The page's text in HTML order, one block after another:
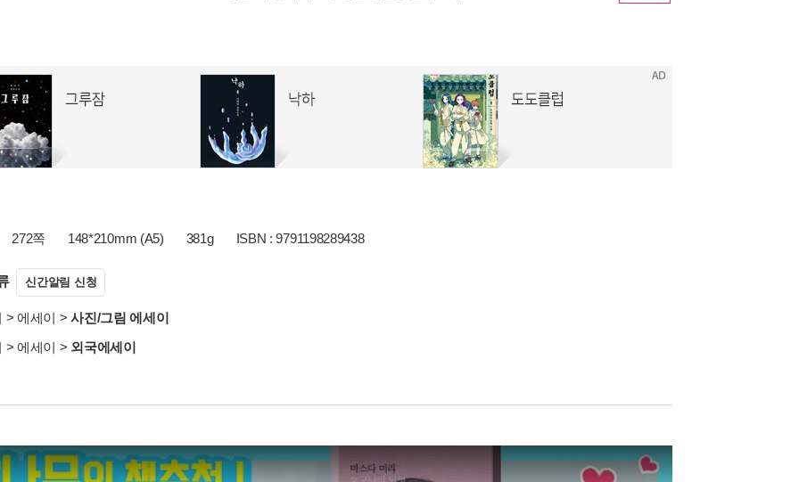
272쪽 148*210mm (A5) 381g ISBN : 9791198289438
신간알림 신청
> 에세이 >사진/그림 에세이
> 에세이 > 외국에세이